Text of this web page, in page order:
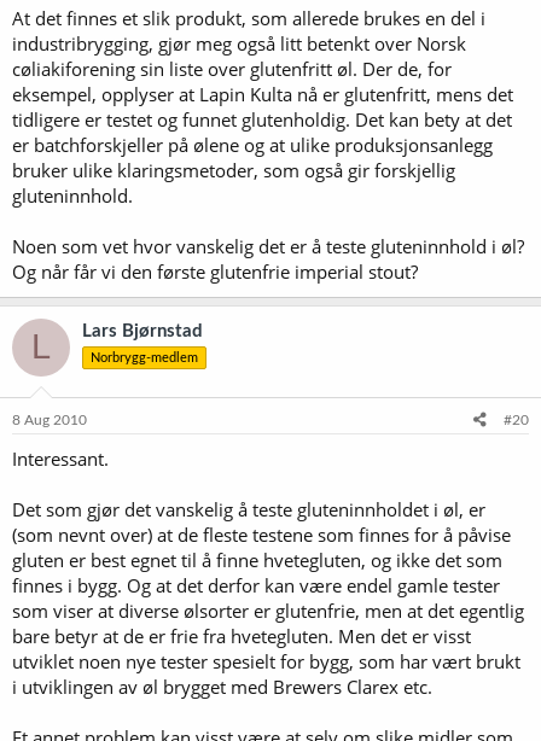
At det finnes et slik produkt, som allerede brukes en del i
industribrygging, gjør meg også litt betenkt over Norsk
cøliakiforening sin liste over glutenfritt øl. Der de, for
eksempel, opplyser at Lapin Kulta nå er glutenfritt, mens det
tidligere er testet og funnet glutenholdig. Det kan bety at det
er batchforskjeller på ølene og at ulike produksjonsanlegg
bruker ulike klaringsmetoder, som også gir forskjellig
gluteninnhold.
Noen som vet hvor vanskelig det er å teste gluteninnhold i øl?
Og når får vi den første glutenfrie imperial stout?
L Lars Bjørnstad
Norbrygg-medlem
8 Aug 2010 #20
Interessant.
Det som gjør det vanskelig å teste gluteninnholdet i øl, er
(som nevnt over) at de fleste testene som finnes for å påvise
gluten er best egnet til å finne hvetegluten, og ikke det som
finnes i bygg. Og at det derfor kan være endel gamle tester
som viser at diverse ølsorter er glutenfrie, men at det egentlig
bare betyr at de er frie fra hvetegluten. Men det er visst
utviklet noen nye tester spesielt for bygg, som har vært brukt
i utviklingen av øl brygget med Brewers Clarex etc.